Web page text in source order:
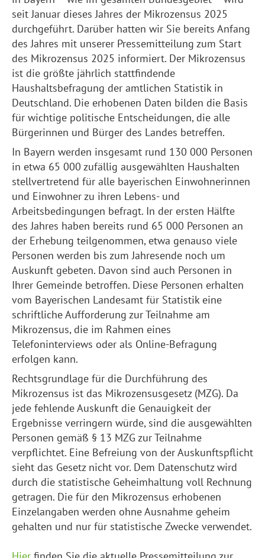
seit Januar dieses Jahres der Mikrozensus 2025
durchgeführt. Darüber hatten wir Sie bereits Anfang
des Jahres mit unserer Pressemitteilung zum Start
des Mikrozensus 2025 informiert. Der Mikrozensus
ist die größte jährlich stattfindende
Haushaltsbefragung der amtlichen Statistik in
Deutschland. Die erhobenen Daten bilden die Basis
für wichtige politische Entscheidungen, die alle
Bürgerinnen und Bürger des Landes betreffen.
In Bayern werden insgesamt rund 130 000 Personen
in etwa 65 000 zufällig ausgewählten Haushalten
stellvertretend für alle bayerischen Einwohnerinnen
und Einwohner zu ihren Lebens- und
Arbeitsbedingungen befragt. In der ersten Hälfte
des Jahres haben bereits rund 65 000 Personen an
der Erhebung teilgenommen, etwa genauso viele
Personen werden bis zum Jahresende noch um
Auskunft gebeten. Davon sind auch Personen in
Ihrer Gemeinde betroffen. Diese Personen erhalten
vom Bayerischen Landesamt für Statistik eine
schriftliche Aufforderung zur Teilnahme am
Mikrozensus, die im Rahmen eines
Telefoninterviews oder als Online-Befragung
erfolgen kann.
Rechtsgrundlage für die Durchführung des
Mikrozensus ist das Mikrozensusgesetz (MZG). Da
jede fehlende Auskunft die Genauigkeit der
Ergebnisse verringern würde, sind die ausgewählten
Personen gemäß § 13 MZG zur Teilnahme
verpflichtet. Eine Befreiung von der Auskunftspflicht
sieht das Gesetz nicht vor. Dem Datenschutz wird
durch die statistische Geheimhaltung voll Rechnung
getragen. Die für den Mikrozensus erhobenen
Einzelangaben werden ohne Ausnahme geheim
gehalten und nur für statistische Zwecke verwendet.